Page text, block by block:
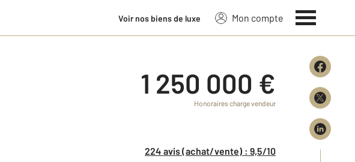
Voir nos biens de luxe Mon compte
1 250 000 €
Honoraires charge vendeur
224 avis (achat/vente) : 9,5/10